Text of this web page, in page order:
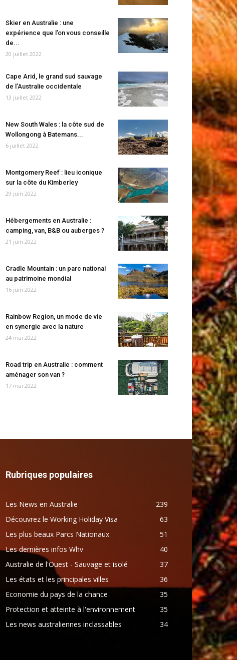
Skier en Australie : une
expérience que l’on vous conseille
de...
20 juillet 2022
Cape Arid, le grand sud sauvage
de l’Australie occidentale
13 juillet 2022
New South Wales : la côte sud de
Wollongong à Batemans...
6 juillet 2022
Montgomery Reef : lieu iconique
sur la côte du Kimberley
29 juin 2022
Hébergements en Australie :
camping, van, B&B ou auberges ?
21 juin 2022
Cradle Mountain : un parc national
au patrimoine mondial
16 juin 2022
Rainbow Region, un mode de vie
en synergie avec la nature
24 mai 2022
Road trip en Australie : comment
aménager son van ?
17 mai 2022
Rubriques populaires
Les News en Australie
239
Découvrez le Working Holiday Visa
63
Les plus beaux Parcs Nationaux
51
Les dernières infos Whv
40
Australie de l'Ouest - Sauvage et isolé
37
Les états et les principales villes
36
Economie du pays de la chance
35
Protection et atteinte à l'environnement
35
Les news australiennes inclassables
34